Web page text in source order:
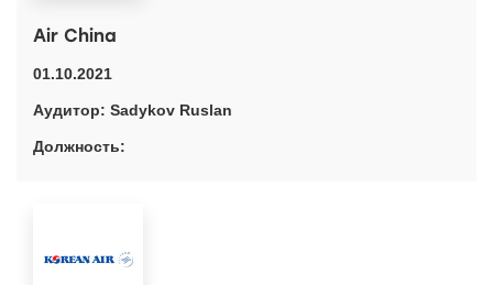
Air China
01.10.2021
Sadykov Ruslan